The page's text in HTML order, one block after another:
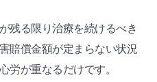
残る限り治療を続けるべき
賠償金額が定まらない状況
労が重なるだけです。